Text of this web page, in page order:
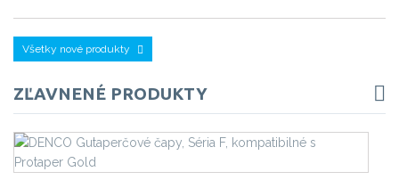
Všetky nové produkty
ZĽAVNENÉ PRODUKTY